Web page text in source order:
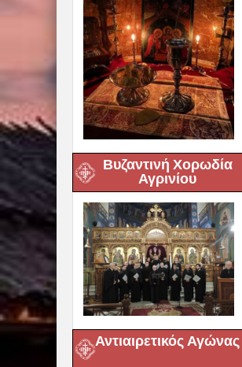
Βυζαντινή Χορωδία
Αγρινίου
Αντιαιρετικός Αγώνας